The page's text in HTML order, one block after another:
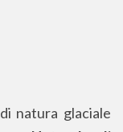
natura glaciale